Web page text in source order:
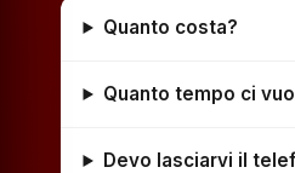
Quanto costa?
Quanto tempo ci
Devo lasciarvi il